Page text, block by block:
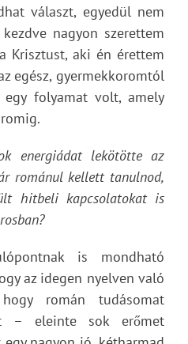
választ, egyedül nem
nagyon szerettem
Krisztust, aki én érettem
egész, gyermekkoromtól
folyamat volt, amely
energiádat lekötötte az
románul kellett tanulnod,
hitbeli kapcsolatokat is
is mondható
az idegen nyelven való
román tudásomat
– eleinte sok erőmet